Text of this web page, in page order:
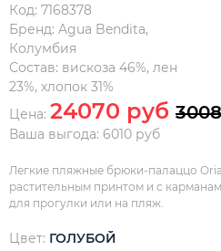
Код: 7168378
Бренд: Agua Bendita,
Колумбия
Состав: вискоза 46%, лен
23%, хлопок 31%
Цена: 24070 руб
Ваша выгода: 6010 руб
Легкие пляжные брюки-палаццо
растительным принтом и с
для прогулки или на пляж.
Цвет: ГОЛУБОЙ